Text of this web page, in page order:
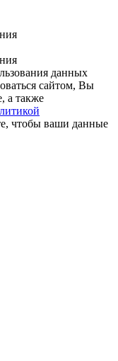
данных
сайтом, Вы
а также
чтобы ваши данные